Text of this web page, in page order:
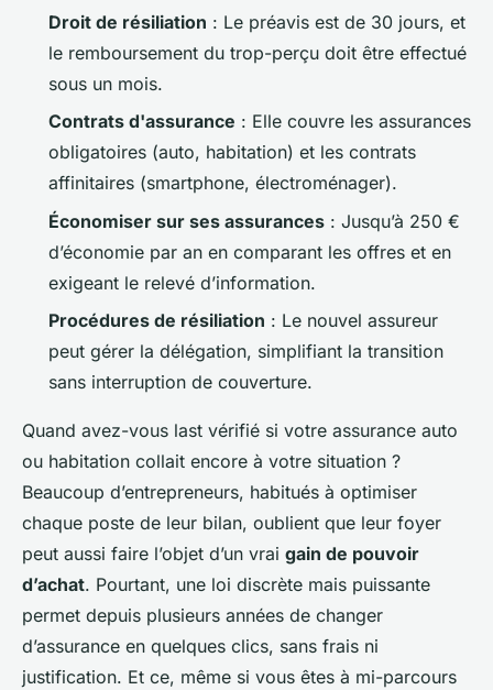
Droit de résiliation : Le préavis est de 30 jours, et
le remboursement du trop-perçu doit être effectué
sous un mois.
Contrats d'assurance : Elle couvre les assurances
obligatoires (auto, habitation) et les contrats
affinitaires (smartphone, électroménager).
Économiser sur ses assurances : Jusqu’à 250 €
d’économie par an en comparant les offres et en
exigeant le relevé d’information.
Procédures de résiliation : Le nouvel assureur
peut gérer la délégation, simplifiant la transition
sans interruption de couverture.
Quand avez-vous last vérifié si votre assurance auto
ou habitation collait encore à votre situation ?
Beaucoup d’entrepreneurs, habitués à optimiser
chaque poste de leur bilan, oublient que leur foyer
peut aussi faire l’objet d’un vrai gain de pouvoir
d’achat. Pourtant, une loi discrète mais puissante
permet depuis plusieurs années de changer
d’assurance en quelques clics, sans frais ni
justification. Et ce, même si vous êtes à mi-parcours